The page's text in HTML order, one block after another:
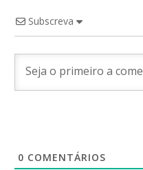
Subscreva
0 COMENTÁRIOS